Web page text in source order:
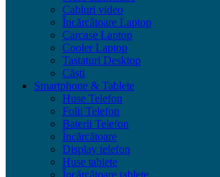
Cabluri video
Încărcătoare Laptop
Carcase Laptop
Cooler Laptop
Tastaturi Desktop
Căști
Smartphone & Tablete
Huse Telefon
Folii Telefon
Baterii Telefon
Încărcătoare
Display telefon
Huse tablete
Încărcătoare tablete